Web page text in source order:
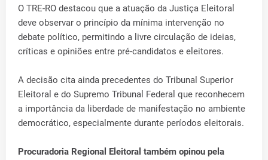
O TRE-RO destacou que a atuação da Justiça Eleitoral
deve observar o princípio da mínima intervenção no
debate político, permitindo a livre circulação de ideias,
críticas e opiniões entre pré-candidatos e eleitores.
A decisão cita ainda precedentes do Tribunal Superior
Eleitoral e do Supremo Tribunal Federal que reconhecem
a importância da liberdade de manifestação no ambiente
democrático, especialmente durante períodos eleitorais.
Procuradoria Regional Eleitoral também opinou pela